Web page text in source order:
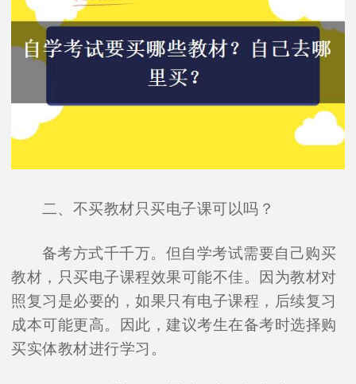
二、不买教材只买电子课可以吗？
备考方式千千万。但自学考试需要自己购买
教材，只买电子课程效果可能不佳。因为教材对
照复习是必要的，如果只有电子课程，后续复习
成本可能更高。因此，建议考生在备考时选择购
买实体教材进行学习。